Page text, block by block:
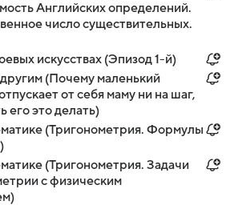
Aнглийских определений.
число существительных.
искусствах (Эпизод 1-й)
(Почему маленький
от себя маму ни на шаг,
его это делать)
(Тригонометрия. Формулы
(Тригонометрия. Задачи
с физическим